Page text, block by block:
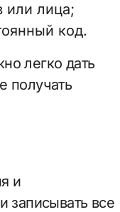
или лица;
код.
легко дать
получать
и
записывать все